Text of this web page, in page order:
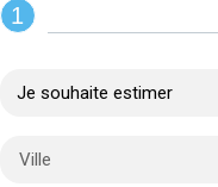
REMPLIR
1